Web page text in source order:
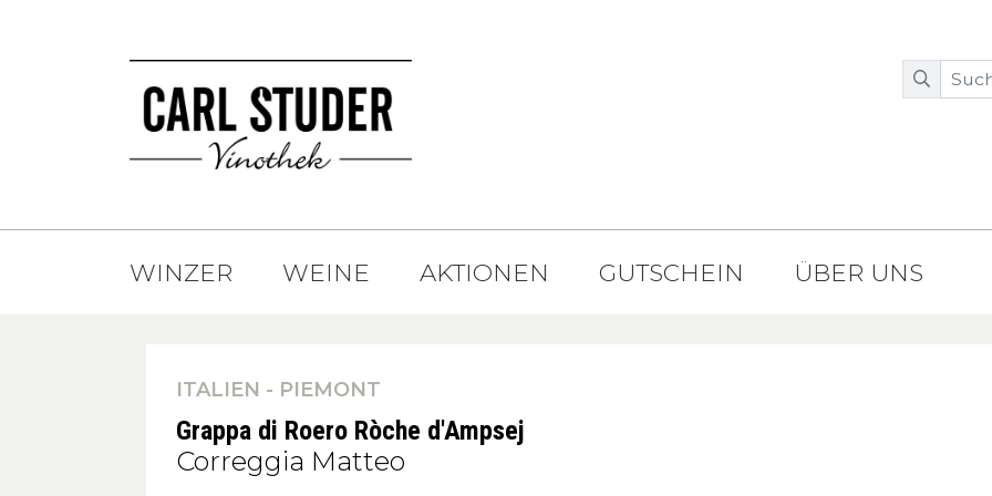
WINZER WEINE AKTIONEN GUTSCHEIN ÜBER UNS
ITALIEN - PIEMONT
Grappa di Roero Ròche d'Ampsej
Correggia Matteo